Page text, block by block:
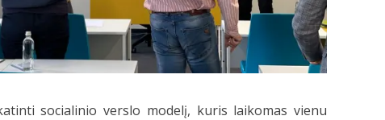
socialinio verslo modelį, kuris laikomas vienu